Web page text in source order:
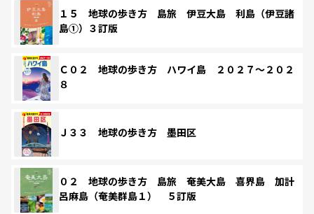
１５ 地球の歩き方 島旅 伊豆大島 利島（伊豆諸
島①）３訂版
Ｃ０２ 地球の歩き方 ハワイ島 ２０２７～２０２
８
Ｊ３３ 地球の歩き方 墨田区
０２ 地球の歩き方 島旅 奄美大島 喜界島 加計
呂麻島（奄美群島１） ５訂版